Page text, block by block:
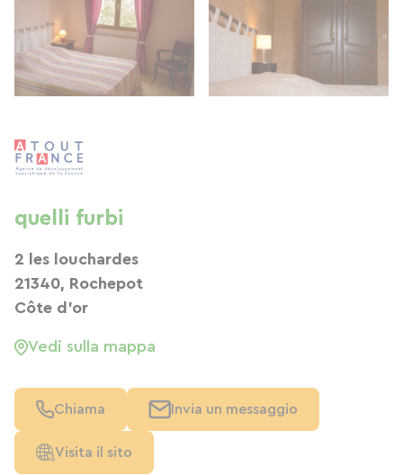
quelli furbi
2 les louchardes
21340, Rochepot
Côte d'or
Vedi sulla mappa
Chiama Invia un messaggio
Visita il sito